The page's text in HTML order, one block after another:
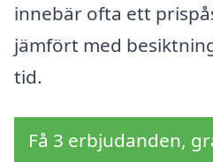
innebär ofta ett
jämfört med
tid.
Få 3 erbjudanden,